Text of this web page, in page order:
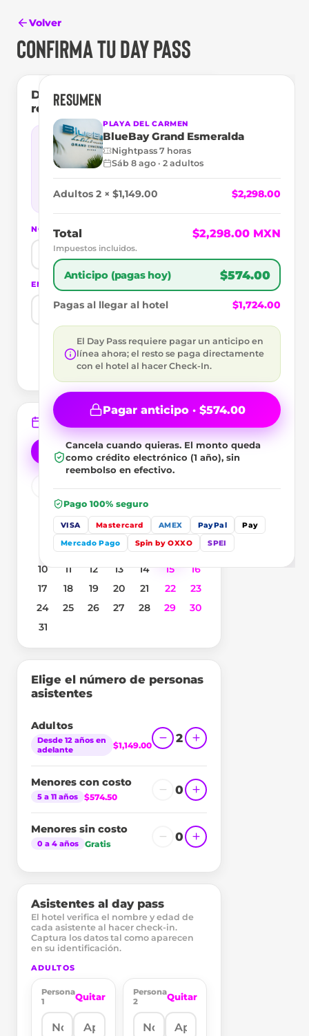
Volver
CONFIRMA TU DAY PASS
Datos del titular de la
reserva
¿Ya tienes cuenta en
Superpass?
Inicia sesión
automáticamente al reservar.
NOMBRE *
EMAIL
WHATSAPP *
Te contactaremos
por aquí si hay
algún cambio en tu
Elige tu fecha
Hoy Mañana
Agosto 2026
1
2
4 5 6 7 8
9
10
11 12 13 14 15
16
17
18 19 20 21 22
23
24
25 26 27 28 29
30
31
Elige el número de personas
asistentes
Adultos
Desde 12 años en
adelante
$1,149.00
2
Menores con costo
5 a 11 años $574.50
0
Menores sin costo
0 a 4 años Gratis
0
Asistentes al day pass
El hotel verifica el nombre y edad de
cada asistente al hacer check-in.
Captura los datos tal como aparecen
en su identificación.
ADULTOS
Persona
1
Quitar
Persona
2
Quitar
RESUMEN
PLAYA DEL CARMEN
BlueBay Grand Esmeralda
Nightpass 7 horas
Sáb 8 ago · 2 adultos
Adultos 2 × $1,149.00 $2,298.00
Total $2,298.00 MXN
Impuestos incluidos.
Anticipo (pagas hoy) $574.00
Pagas al llegar al hotel $1,724.00
El Day Pass requiere pagar un anticipo en
línea ahora; el resto se paga directamente
con el hotel al hacer Check-In.
Pagar anticipo · $574.00
Cancela cuando quieras. El monto queda
como crédito electrónico (1 año), sin
reembolso en efectivo.
Pago 100% seguro
VISA Mastercard AMEX PayPal
Pay
Mercado Pago
Spin by OXXO SPEI